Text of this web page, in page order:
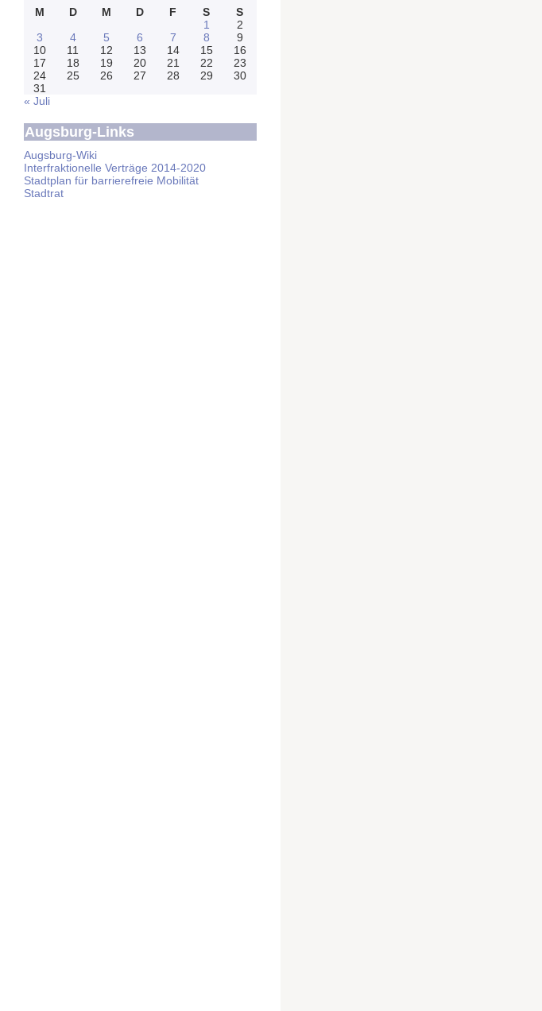
M
D M D F S
S
1
2
3
4 5 6 7 8
9
10
11 12 13 14 15
16
17
18 19 20 21 22
23
24
25 26 27 28 29
30
31
« Juli
Augsburg-Links
Augsburg-Wiki
Interfraktionelle Verträge 2014-2020
Stadtplan für barrierefreie Mobilität
Stadtrat